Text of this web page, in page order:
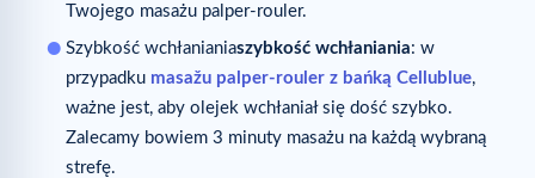
Twojego masażu palper-rouler.
Szybkość wchłanianiaszybkość wchłaniania: w
przypadku masažu palper-rouler z bańką Cellublue,
ważne jest, aby olejek wchłaniał się dość szybko.
Zalecamy bowiem 3 minuty masażu na każdą wybraną
strefę.